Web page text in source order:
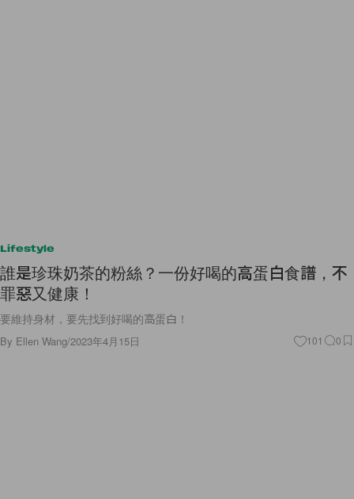
Lifestyle
誰是珍珠奶茶的粉絲？一份好喝的高蛋白食譜，不
罪惡又健康！
要維持身材，要先找到好喝的高蛋白！
By Ellen Wang/2023年4月15日 101 0